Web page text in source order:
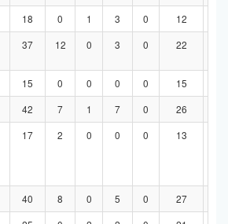
18 0 1 3 0 12
37 12 0 3 0 22
15 0 0 0 0 15
42 7 1 7 0 26
17 2 0 0 0 13
40 8 0 5 0 27